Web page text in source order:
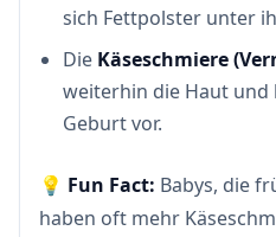
sich Fettpolster unter
Die Käseschmiere
weiterhin die Haut und
Geburt vor.
💡 Fun Fact: Babys, die
haben oft mehr